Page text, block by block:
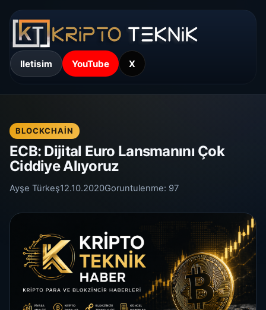
Iletisim YouTube X
BLOCKCHAIN
ECB: Dijital Euro Lansmanını Çok
Ciddiye Alıyoruz
Ayşe Türkeş12.10.2020Goruntulenme: 97